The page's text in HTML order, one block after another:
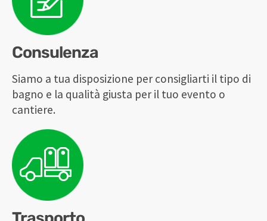
Consulenza
Siamo a tua disposizione per consigliarti il tipo di
bagno e la qualità giusta per il tuo evento o
cantiere.